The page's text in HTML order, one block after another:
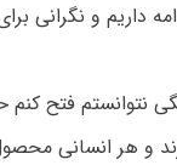
داریم و نگرانی